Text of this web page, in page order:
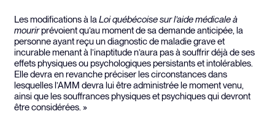
Les modifications à laLoi québécoise sur l’aide médicale à
mourirprévoient qu’au moment de sa demande anticipée, la
personne ayant reçu un diagnostic de maladie grave et
incurable menant à l’inaptitude n’aura pas à souffrir déjà de ses
effets physiques ou psychologiques persistants et intolérables.
Elle devra en revanche préciser les circonstances dans
lesquelles l’AMM devra lui être administrée le moment venu,
ainsi que les souffrances physiques et psychiques qui devront
être considérées. »